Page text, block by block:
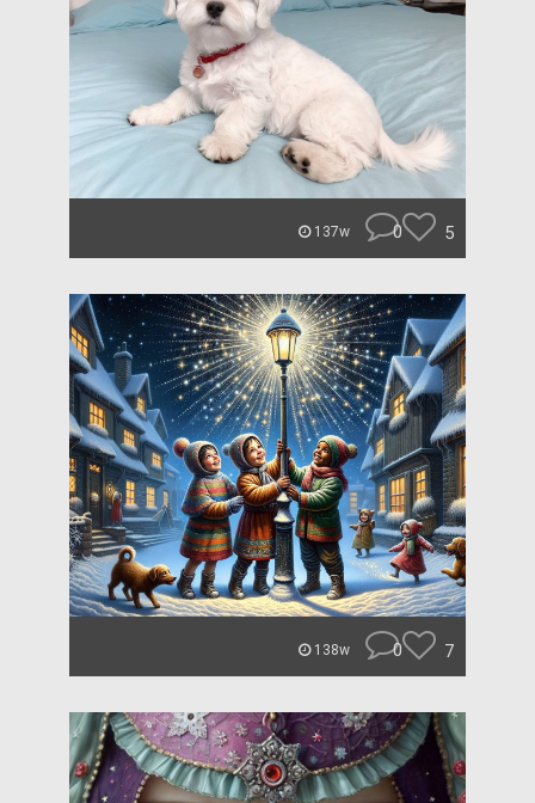
137w 0 5
138w 0 7